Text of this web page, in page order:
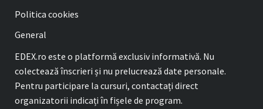
Politica cookies
General
EDEX.ro este o platformă exclusiv informativă. Nu
colectează înscrieri și nu prelucrează date personale.
Pentru participare la cursuri, contactați direct
organizatorii indicați în fișele de program.